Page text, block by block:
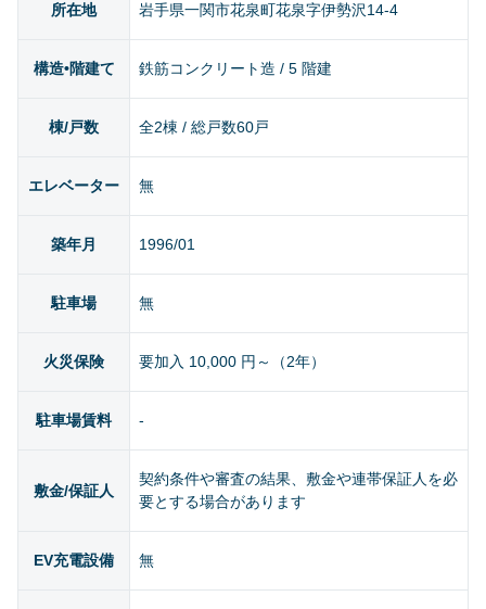
所在地 岩手県一関市花泉町花泉字伊勢沢14-4
構造•階建て 鉄筋コンクリート造 / 5 階建
棟/戸数 全2棟 / 総戸数60戸
エレベーター 無
築年月 1996/01
駐車場 無
火災保険 要加入 10,000 円～（2年）
駐車場賃料 -
敷金/保証人
契約条件や審査の結果、敷金や連帯保証人を必
要とする場合があります
EV充電設備 無